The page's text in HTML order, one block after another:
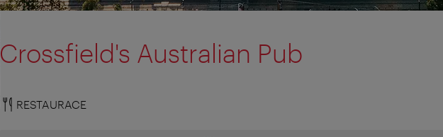
Crossfield's Australian Pub
RESTAURACE